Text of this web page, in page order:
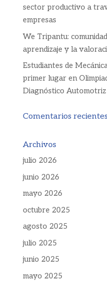
sector productivo a
empresas
We Tripantu:
aprendizaje y la
Estudiantes de
primer lugar en
Diagnóstico Automotriz
Comentarios recientes
Archivos
julio 2026
junio 2026
mayo 2026
octubre 2025
agosto 2025
julio 2025
junio 2025
mayo 2025